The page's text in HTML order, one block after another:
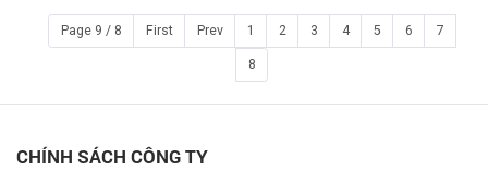
Page 9 / 8 First Prev 1 2 3 4 5 6 7
8
CHÍNH SÁCH CÔNG TY